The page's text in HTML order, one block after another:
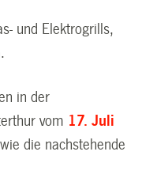
und Elektrogrills,
in der
vom 17. Juli
die nachstehende